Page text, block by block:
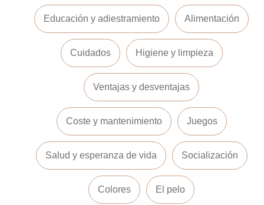
Educación y adiestramiento Alimentación
Cuidados Higiene y limpieza
Ventajas y desventajas
Coste y mantenimiento Juegos
Salud y esperanza de vida Socialización
Colores El pelo